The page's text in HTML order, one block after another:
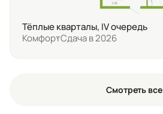
Тёплые кварталы, IV очередь
КомфортСдача в 2026
Смотреть все